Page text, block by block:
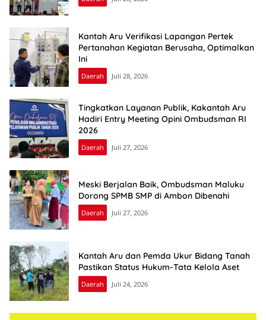
Kantah Aru Verifikasi Lapangan Pertek
Pertanahan Kegiatan Berusaha, Optimalkan
Ini
Daerah Juli 28, 2026
Tingkatkan Layanan Publik, Kakantah Aru
Hadiri Entry Meeting Opini Ombudsman RI
2026
Daerah Juli 27, 2026
Meski Berjalan Baik, Ombudsman Maluku
Dorong SPMB SMP di Ambon Dibenahi
Daerah Juli 27, 2026
Kantah Aru dan Pemda Ukur Bidang Tanah
Pastikan Status Hukum-Tata Kelola Aset
Daerah Juli 24, 2026